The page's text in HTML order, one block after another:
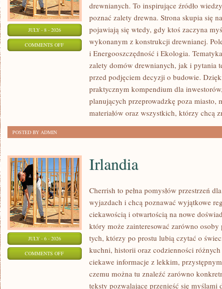
JULY - 8 - 2026
COMMENTS OFFON
FORMALNOŚCI
drewnianych. To inspirujące źródło
poznać zalety drewna. Strona skupia się
pojawiają się wtedy, gdy ktoś zaczyna
wykonanym z konstrukcji drewnianej.
i Energooszczędność i Ekologia.
zalety domów drewnianych, jak i pytania
przed podjęciem decyzji o budowie.
praktycznym kompendium dla
planujących przeprowadzkę poza miasto,
materiałów oraz wszystkich, którzy chcą
POSTED BY ADMIN
JULY - 6 - 2026
COMMENTS OFFON
Irlandia
Cherrish to pełna pomysłów przestrzeń
wyjazdach i chcą poznawać wyjątkowe
ciekawością i otwartością na nowe
który może zainteresować zarówno
tych, którzy po prostu lubią czytać o
kuchni, historii oraz codzienności
ciekawe informacje z lekkim,
czemu można tu znaleźć zarówno
teksty pozwalające przenieść się myślami